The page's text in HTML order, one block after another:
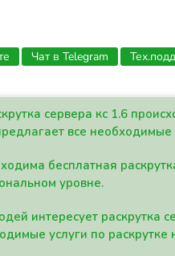
Чат в Telegram
сервера кс 1.6
все
бесплатная
уровне.
интересует раскрутка
услуги по